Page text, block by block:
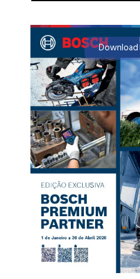
Download